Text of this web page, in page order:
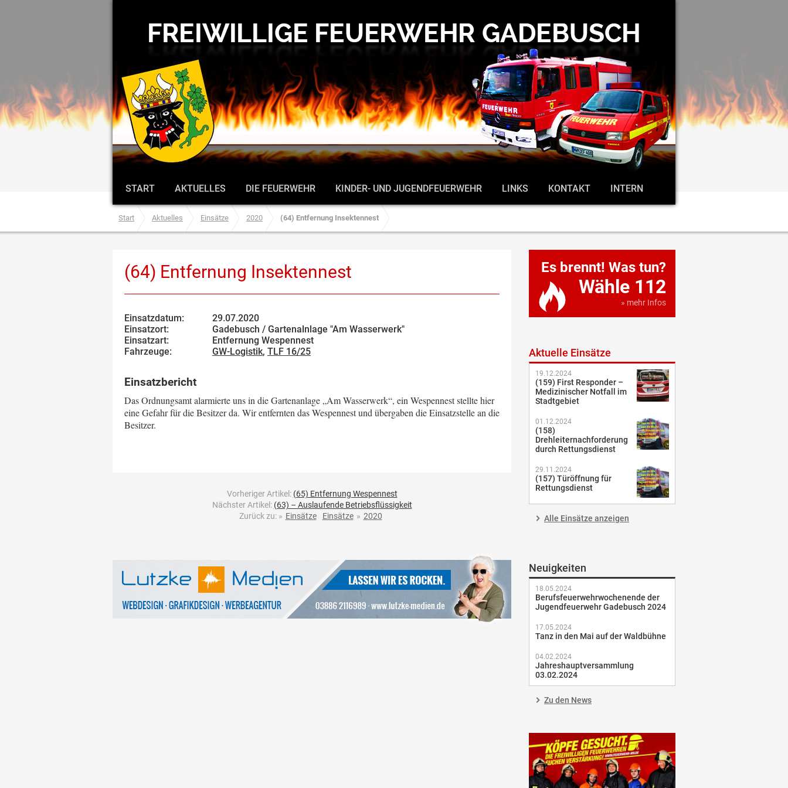
START AKTUELLES DIE FEUERWEHR KINDER- UND JUGENDFEUERWEHR LINKS KONTAKT INTERN
Start Aktuelles Einsätze 2020 (64) Entfernung Insektennest
(64) Entfernung Insektennest
Einsatzdatum:
29.07.2020
Einsatzort:
Gadebusch / Gartenalnlage "Am Wasserwerk"
Einsatzart:
Entfernung Wespennest
Fahrzeuge:
GW-Logistik, TLF 16/25
Einsatzbericht
Das Ordnungsamt alarmierte uns in die Gartenanlage „Am Wasserwerk“, ein Wespennest stellte hier
eine Gefahr für die Besitzer da. Wir entfernten das Wespennest und übergaben die Einsatzstelle an die
Besitzer.
Vorheriger Artikel: (65) Entfernung Wespennest
Nächster Artikel: (63) – Auslaufende Betriebsflüssigkeit
Zurück zu: » Einsätze Einsätze » 2020
Es brennt! Was tun?
Wähle 112
» mehr Infos
Aktuelle Einsätze
19.12.2024
(159) First Responder –
Medizinischer Notfall im
Stadtgebiet
01.12.2024
(158)
Drehleiternachforderung
durch Rettungsdienst
29.11.2024
(157) Türöffnung für
Rettungsdienst
Alle Einsätze anzeigen
Neuigkeiten
18.05.2024
Berufsfeuerwehrwochenende der
Jugendfeuerwehr Gadebusch 2024
17.05.2024
Tanz in den Mai auf der Waldbühne
04.02.2024
Jahreshauptversammlung
03.02.2024
Zu den News